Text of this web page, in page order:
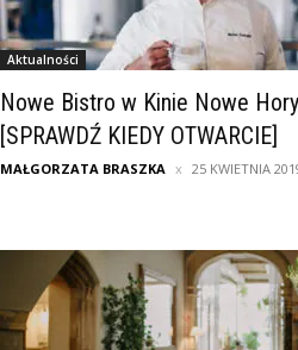
Aktualności
Nowe Bistro w Kinie Nowe
[SPRAWDŹ KIEDY OTWARCIE]
MAŁGORZATA BRASZKA 25 KWIETNIA